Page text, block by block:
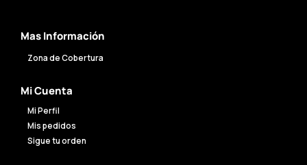
Mas Información
Zona de Cobertura
Mi Cuenta
Mi Perfil
Mis pedidos
Sigue tu orden